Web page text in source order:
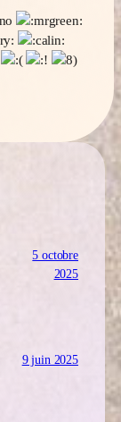
5 octobre
2025
9 juin 2025